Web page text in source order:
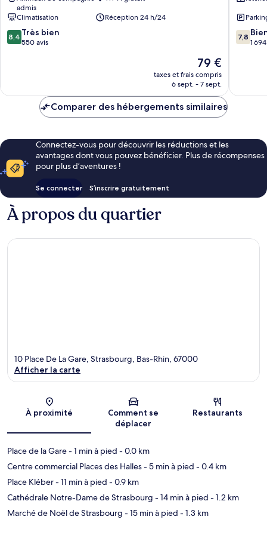
Gare
Quartier
de
la
admis
Climatisation
Réception 24 h/24
8.4
sur
8,4 Très bien
550 avis
Le
nouveau
prix
de
79 €
taxes et frais compris
6 sept. - 7 sept.
de
la
Gare
7.8
sur
7,8
1
Comparer des hébergements similaires
Connectez-vous pour découvrir les réductions et les
avantages dont vous pouvez bénéficier. Plus de récompenses
pour plus d’aventures !
Se connecter S’inscrire gratuitement
À propos du quartier
Carte
10 Place De La Gare, Strasbourg, Bas-Rhin, 67000
Afficher la carte
À proximité
Comment se
déplacer
Restaurants
Place de la Gare- 1 min à pied - 0.0 km
Centre commercial Places des Halles- 5 min à pied - 0.4 km
Place Kléber- 11 min à pied - 0.9 km
Cathédrale Notre-Dame de Strasbourg - 14 min à pied - 1.2 km
Marché de Noël de Strasbourg - 15 min à pied - 1.3 km